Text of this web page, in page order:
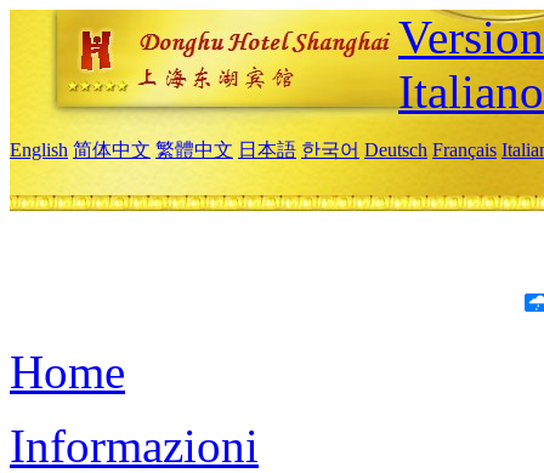
Italiano
English 简体中文 繁體中文 日本語 한국어 Deutsch Français
Home
Informazioni